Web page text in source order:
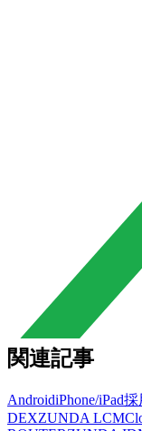
関連記事
AndroidiPhone/iPad採
DEXZUNDA LCM